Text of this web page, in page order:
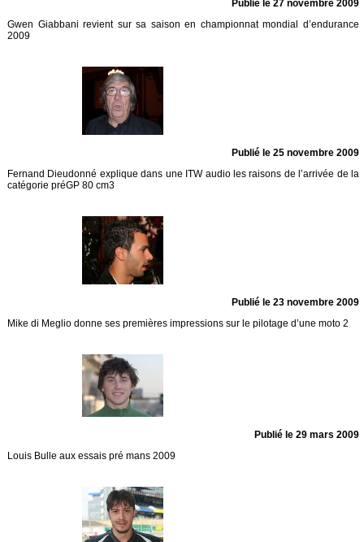
Publié le 27 novembre 2009
Gwen Giabbani revient sur sa saison en championnat mondial d’endurance
2009
Publié le 25 novembre 2009
Fernand Dieudonné explique dans une ITW audio les raisons de l’arrivée de la
catégorie préGP 80 cm3
Publié le 23 novembre 2009
Mike di Meglio donne ses premières impressions sur le pilotage d’une moto 2
Publié le 29 mars 2009
Louis Bulle aux essais pré mans 2009